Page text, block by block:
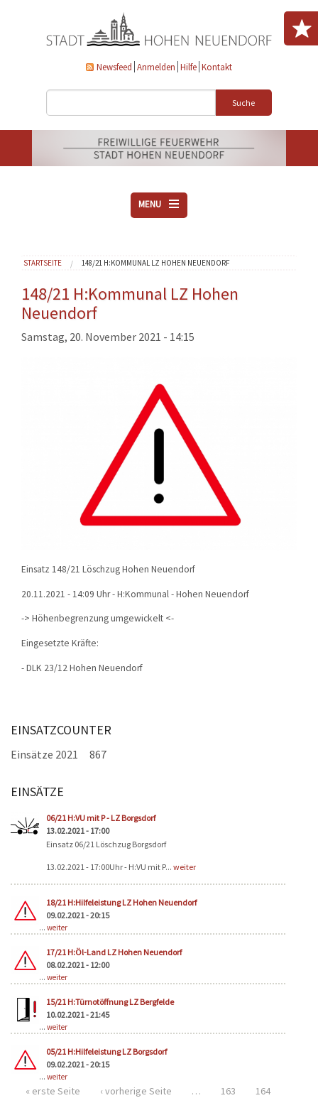
Newsfeed Anmelden Hilfe Kontakt
Suche
MENU
VEREINE
AKTUELLES
KONTAKT
Sie sind hier
STARTSEITE 148/21 H:KOMMUNAL LZ HOHEN NEUENDORF
148/21 H:Kommunal LZ Hohen
Neuendorf
Samstag, 20. November 2021 - 14:15
Einsatz 148/21 Löschzug Hohen Neuendorf
20.11.2021 - 14:09 Uhr - H:Kommunal - Hohen Neuendorf
-> Höhenbegrenzung umgewickelt <-
Eingesetzte Kräfte:
- DLK 23/12 Hohen Neuendorf
EINSATZCOUNTER
Einsätze 2021 867
EINSÄTZE
06/21 H:VU mit P - LZ Borgsdorf
13.02.2021 - 17:00
Einsatz 06/21 Löschzug Borgsdorf
13.02.2021 - 17:00Uhr - H:VU mit P... weiter
18/21 H:Hilfeleistung LZ Hohen Neuendorf
09.02.2021 - 20:15
... weiter
17/21 H:Öl-Land LZ Hohen Neuendorf
08.02.2021 - 12:00
... weiter
15/21 H:Türnotöffnung LZ Bergfelde
10.02.2021 - 21:45
... weiter
05/21 H:Hilfeleistung LZ Borgsdorf
09.02.2021 - 20:15
... weiter
Seiten
« erste Seite ‹ vorherige Seite … 163
164